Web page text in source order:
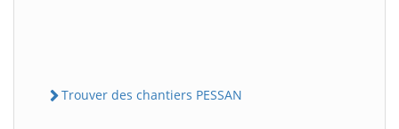
Trouver des chantiers PESSAN